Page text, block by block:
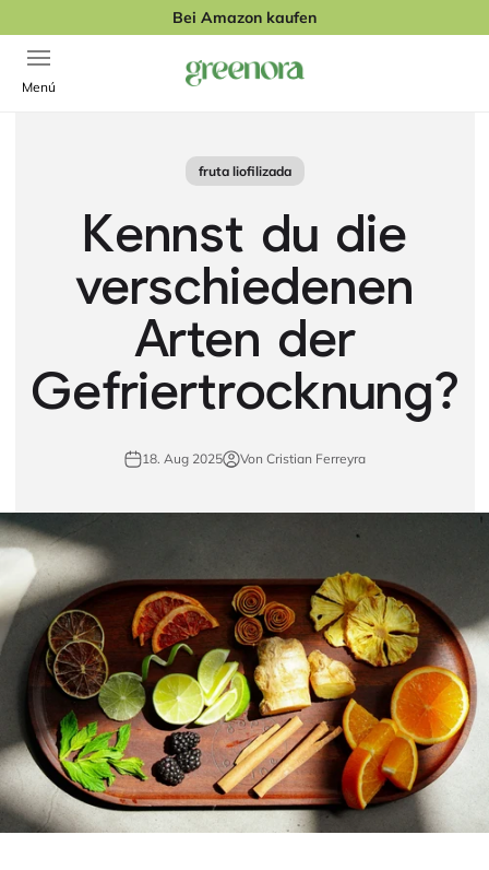
Bei Amazon kaufen
Navigationsmenü öffnen
Menú
Greenora
fruta liofilizada
Kennst du die
verschiedenen
Arten der
Gefriertrocknung?
18. Aug 2025 Von Cristian Ferreyra